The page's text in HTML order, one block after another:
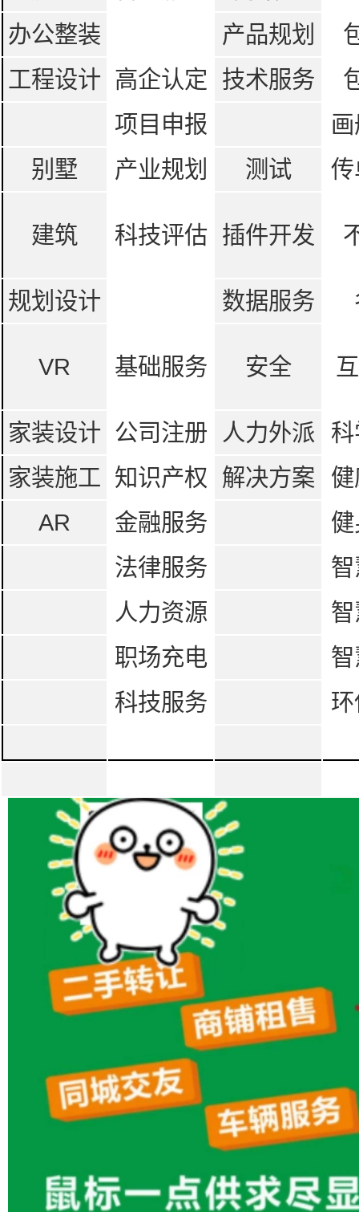
办公整装
产品规划
工程设计 高企认定 技术服务
项目申报
别墅
产业规划 测试
建筑 科技评估 插件开发
规划设计 数据服务
VR 基础服务 安全
家装设计 公司注册 人力外派
家装施工 知识产权 解决方案
AR
金融服务
法律服务
人力资源
职场充电
科技服务